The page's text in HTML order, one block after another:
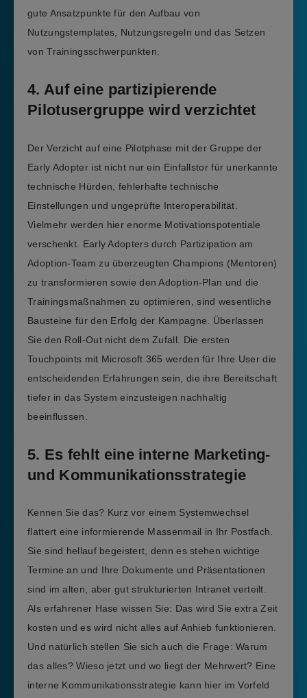
gute Ansatzpunkte für den Aufbau von
Nutzungstemplates, Nutzungsregeln und das Setzen
von Trainingsschwerpunkten.
4. Auf eine partizipierende
Pilotusergruppe wird verzichtet
Der Verzicht auf eine Pilotphase mit der Gruppe der
Early Adopter ist nicht nur ein Einfallstor für unerkannte
technische Hürden, fehlerhafte technische
Einstellungen und ungeprüfte Interoperabilität.
Vielmehr werden hier enorme Motivationspotentiale
verschenkt. Early Adopters durch Partizipation am
Adoption-Team zu überzeugten Champions (Mentoren)
zu transformieren sowie den Adoption-Plan und die
Trainingsmaßnahmen zu optimieren, sind wesentliche
Bausteine für den Erfolg der Kampagne. Überlassen
Sie den Roll-Out nicht dem Zufall. Die ersten
Touchpoints mit Microsoft 365 werden für Ihre User die
entscheidenden Erfahrungen sein, die ihre Bereitschaft
tiefer in das System einzusteigen nachhaltig
beeinflussen.
5. Es fehlt eine interne Marketing-
und Kommunikationsstrategie
Kennen Sie das? Kurz vor einem Systemwechsel
flattert eine informierende Massenmail in Ihr Postfach.
Sie sind hellauf begeistert, denn es stehen wichtige
Termine an und Ihre Dokumente und Präsentationen
sind im alten, aber gut strukturierten Intranet verteilt.
Als erfahrener Hase wissen Sie: Das wird Sie extra Zeit
kosten und es wird nicht alles auf Anhieb funktionieren.
Und natürlich stellen Sie sich auch die Frage: Warum
das alles? Wieso jetzt und wo liegt der Mehrwert? Eine
interne Kommunikationsstrategie kann hier im Vorfeld